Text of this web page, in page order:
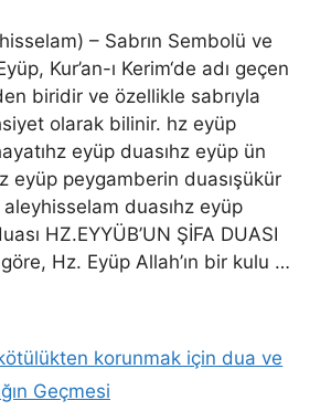
– Sabrın Sembolü ve
Kur’an-ı Kerim‘de adı geçen
biridir ve özellikle sabrıyla
olarak bilinir. hz eyüp
eyüp duasıhz eyüp ün
eyüp peygamberin duasışükür
duasıhz eyüp
HZ.EYYÜB’UN ŞİFA DUASI
Hz. Eyüp Allah’ın bir kulu …
korunmak için dua ve
Geçmesi